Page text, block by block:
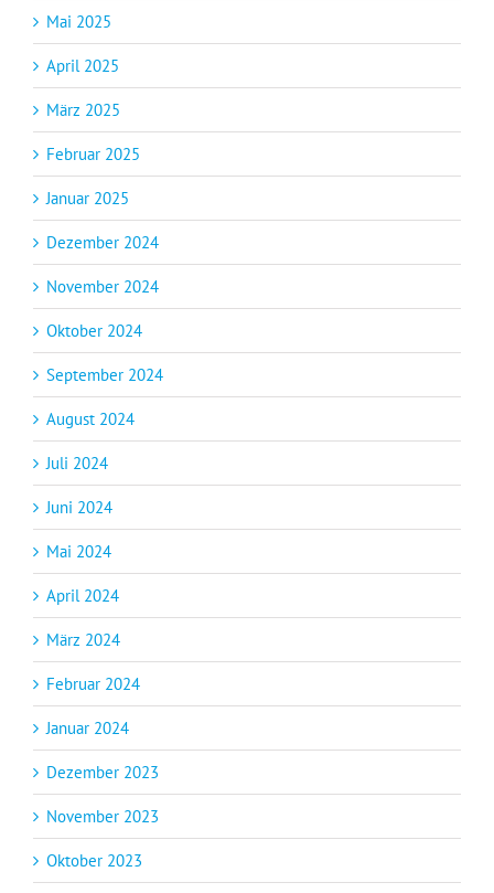
Mai 2025
April 2025
März 2025
Februar 2025
Januar 2025
Dezember 2024
November 2024
Oktober 2024
September 2024
August 2024
Juli 2024
Juni 2024
Mai 2024
April 2024
März 2024
Februar 2024
Januar 2024
Dezember 2023
November 2023
Oktober 2023